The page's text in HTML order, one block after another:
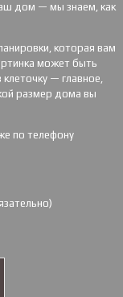
дом — мы знаем, как
которая вам
может быть
клеточку — главное,
размер дома вы
по телефону